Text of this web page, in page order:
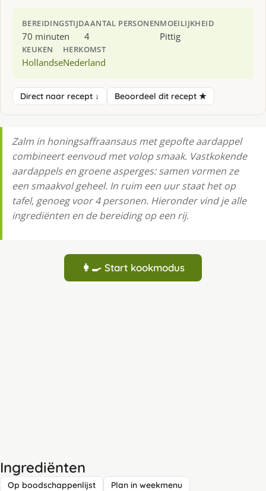
BEREIDINGSTIJD
70 minuten
AANTAL PERSONEN
4
MOEILIJKHEID
Pittig
KEUKEN
Hollandse
HERKOMST
Nederland
Direct naar recept ↓ Beoordeel dit recept ★
Zalm in honingsaffraansaus met gepofte aardappel
combineert eenvoud met volop smaak. Vastkokende
aardappels en groene asperges: samen vormen ze
een smaakvol geheel. In ruim een uur staat het op
tafel, genoeg voor 4 personen. Hieronder vind je alle
ingrediënten en de bereiding op een rij.
👩‍🍳 Start kookmodus
Ingrediënten
Op boodschappenlijst Plan in weekmenu